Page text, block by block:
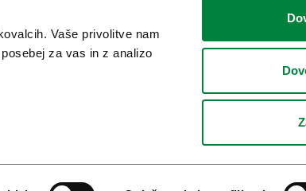
Vaše privolitve nam
za vas in z analizo
spletne
Ljubljana.si
-
Evrope
Safe Travels by